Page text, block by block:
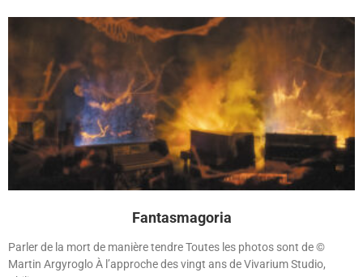
Fantasmagoria
Parler de la mort de manière tendre Toutes les photos sont de ©
Martin Argyroglo À l’approche des vingt ans de Vivarium Studio,